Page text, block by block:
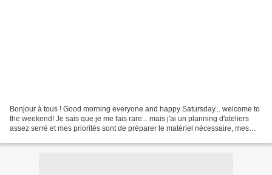
Bonjour à tous ! Good morning everyone and happy Satursday... welcome to
the weekend! Je sais que je me fais rare... mais j'ai un planning d'ateliers
assez serré et mes priorités sont de préparer le matériel nécessaire, mes